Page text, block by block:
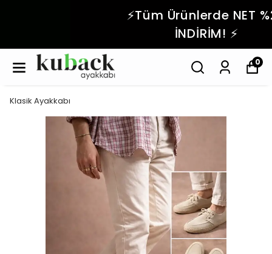
⚡️Tüm Ürünlerde NET %20
0
Klasik Ayakkabı